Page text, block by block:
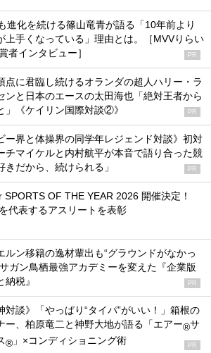
進化を続ける篠山竜青が語る「10年前より
上手くなっている」理由とは。［MVVりらい
者インタビュー］
PR
点に君臨し続けるオランダの超人ハリー・ラ
ンと日本のエースの太田海也「絶対王者から
」《ケイリン国際対談②》
PR
ー界と体操界の同学年レジェンド対談》初対
チマイケルと内村航平が本音で語り合った競
きだから、続けられる」
PR
SPORTS OF THE YEAR 2026 開催決定！
代表するアスリートを表彰
ルン移籍の逸材輩出も“グラウンドがなかっ
ガン鳥栖最強アカデミーを変えた『企業版
納税』
PR
対談》「やっぱり“タイパ”がいい！」箱根の
ー、柏原竜二と神野大地が語る「エアー®サ
® 」×コンディショニング術 PR